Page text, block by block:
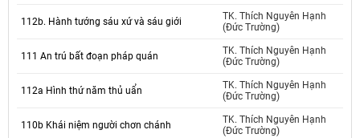
112b. Hành tướng sáu xứ và sáu giới
TK. Thích Nguyên Hạnh
(Đức Trường)
111 An trú bất đoạn pháp quán
TK. Thích Nguyên Hạnh
(Đức Trường)
112a Hình thứ năm thủ uẩn
TK. Thích Nguyên Hạnh
(Đức Trường)
110b Khái niệm người chơn chánh
TK. Thích Nguyên Hạnh
(Đức Trường)